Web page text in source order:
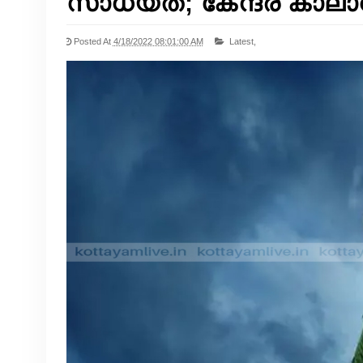
Posted At 4/18/2022 08:01:00 AM Latest,